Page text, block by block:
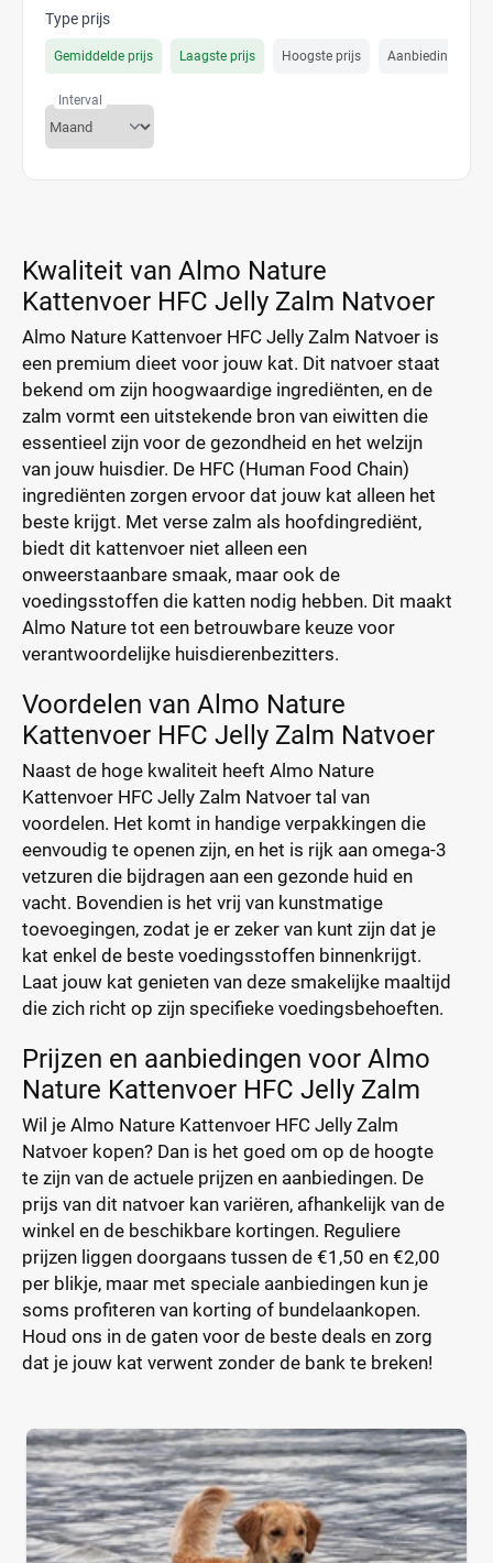
Type prijs
Gemiddelde prijs Laagste prijs Hoogste prijs Aanbiedings prijs
Interval
Kwaliteit van Almo Nature
Kattenvoer HFC Jelly Zalm Natvoer
Almo Nature Kattenvoer HFC Jelly Zalm Natvoer is
een premium dieet voor jouw kat. Dit natvoer staat
bekend om zijn hoogwaardige ingrediënten, en de
zalm vormt een uitstekende bron van eiwitten die
essentieel zijn voor de gezondheid en het welzijn
van jouw huisdier. De HFC (Human Food Chain)
ingrediënten zorgen ervoor dat jouw kat alleen het
beste krijgt. Met verse zalm als hoofdingrediënt,
biedt dit kattenvoer niet alleen een
onweerstaanbare smaak, maar ook de
voedingsstoffen die katten nodig hebben. Dit maakt
Almo Nature tot een betrouwbare keuze voor
verantwoordelijke huisdierenbezitters.
Voordelen van Almo Nature
Kattenvoer HFC Jelly Zalm Natvoer
Naast de hoge kwaliteit heeft Almo Nature
Kattenvoer HFC Jelly Zalm Natvoer tal van
voordelen. Het komt in handige verpakkingen die
eenvoudig te openen zijn, en het is rijk aan omega-3
vetzuren die bijdragen aan een gezonde huid en
vacht. Bovendien is het vrij van kunstmatige
toevoegingen, zodat je er zeker van kunt zijn dat je
kat enkel de beste voedingsstoffen binnenkrijgt.
Laat jouw kat genieten van deze smakelijke maaltijd
die zich richt op zijn specifieke voedingsbehoeften.
Prijzen en aanbiedingen voor Almo
Nature Kattenvoer HFC Jelly Zalm
Wil je Almo Nature Kattenvoer HFC Jelly Zalm
Natvoer kopen? Dan is het goed om op de hoogte
te zijn van de actuele prijzen en aanbiedingen. De
prijs van dit natvoer kan variëren, afhankelijk van de
winkel en de beschikbare kortingen. Reguliere
prijzen liggen doorgaans tussen de €1,50 en €2,00
per blikje, maar met speciale aanbiedingen kun je
soms profiteren van korting of bundelaankopen.
Houd ons in de gaten voor de beste deals en zorg
dat je jouw kat verwent zonder de bank te breken!